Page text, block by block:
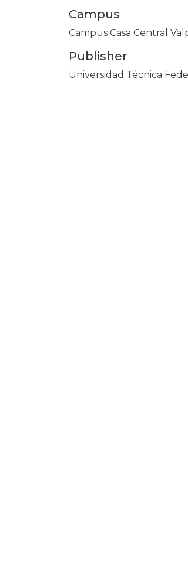
Campus
Campus Casa Central
Publisher
Universidad Técnica